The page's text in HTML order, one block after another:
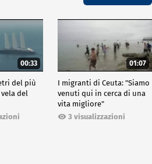
00:33
del più
del
01:07
I migranti di Ceuta: "Siamo
venuti qui in cerca di una
vita migliore"
3 visualizzazioni